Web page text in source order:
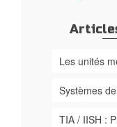
Les unités
Systèmes
TIA / IISH :